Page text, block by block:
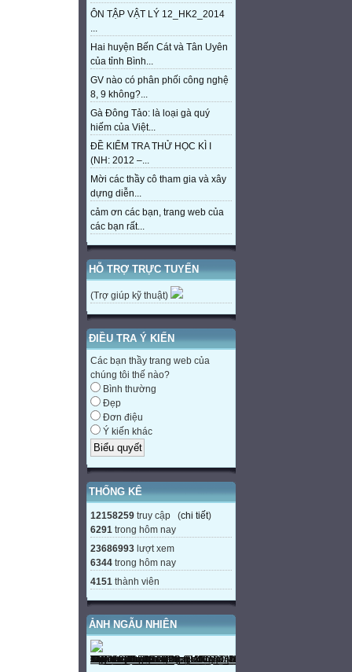
ÔN TẬP VẬT LÝ 12_HK2_2014
...
Hai huyện Bến Cát và Tân Uyên
của tỉnh Bình...
GV nào có phân phối công nghệ
8, 9 không?...
Gà Đông Tảo: là loại gà quý
hiếm của Việt...
ĐỀ KIỂM TRA THỬ HỌC KÌ I
(NH: 2012 –...
Mời các thầy cô tham gia và xây
dựng diễn...
cảm ơn các bạn, trang web của
các bạn rất...
HỖ TRỢ TRỰC TUYẾN
(Trợ giúp kỹ thuật)
ĐIỀU TRA Ý KIẾN
Các bạn thầy trang web của
chúng tôi thế nào?
Bình thường
Đẹp
Đơn điệu
Ý kiến khác
THỐNG KÊ
12158259 truy cập (chi tiết)
6291 trong hôm nay
23686993 lượt xem
6344 trong hôm nay
4151 thành viên
ẢNH NGẪU NHIÊN